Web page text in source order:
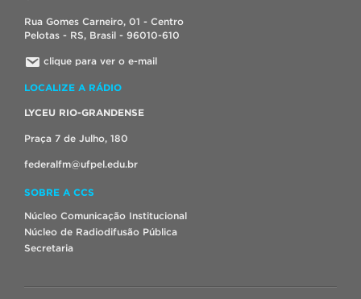
Rua Gomes Carneiro, 01 - Centro
Pelotas - RS, Brasil - 96010-610
clique para ver o e-mail
LOCALIZE A RÁDIO
LYCEU RIO-GRANDENSE
Praça 7 de Julho, 180
federalfm@ufpel.edu.br
SOBRE A CCS
Núcleo Comunicação Institucional
Núcleo de Radiodifusão Pública
Secretaria